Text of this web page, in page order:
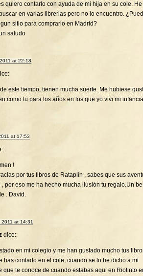
quiero contarlo con ayuda de mi hija en su cole. He
en varias librerias pero no lo encuentro.
sitio para comprarlo en Madrid?
saludo
at 22:18
este tiempo, tienen mucha suerte. Me hubiese
como tu para los años en los que yo vivi mi
at 17:53
!
por tus libros de Rataplín , sabes que sus
, por eso me ha hecho mucha ilusión tu regalo.Un
. David.
at 14:31
dice:
en mi colegio y me han gustado mucho tus
has contado en el cole, cuando se lo he dicho a mi
que te conoce de cuando estabas aqui en Riotinto